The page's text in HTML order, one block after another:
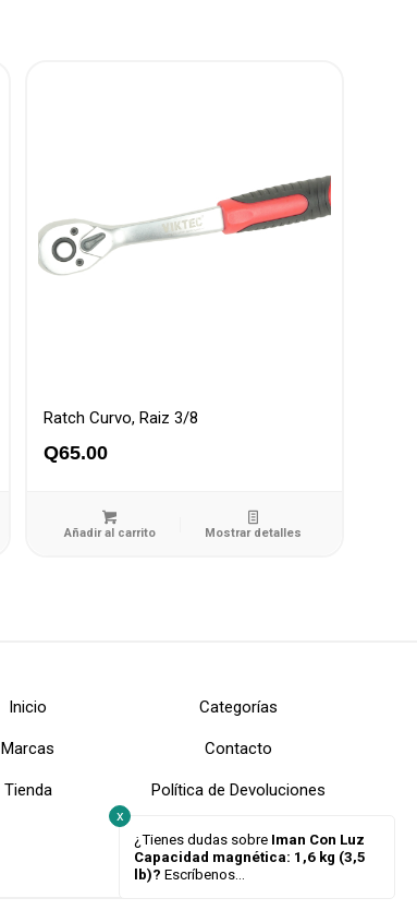
Ratch Curvo, Raiz 3/8
Q65.00
Añadir al carrito Mostrar detalles
Inicio Categorías
Marcas Contacto
Tienda Política de Devoluciones
x
¿Tienes dudas sobre Iman Con Luz
Capacidad magnética: 1,6 kg (3,5
lb)? Escríbenos...